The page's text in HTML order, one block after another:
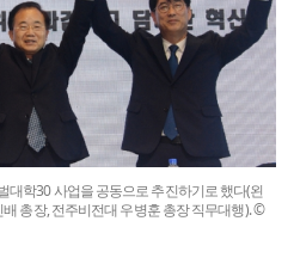
대학30 사업을 공동으로 추진하기로 했다(왼
총장, 전주비전대 우병훈 총장 직무대행). ©